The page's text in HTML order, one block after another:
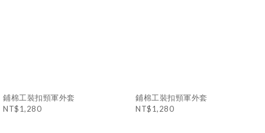
鋪棉工裝扣頸軍外套
NT$1,280
鋪棉工裝扣頸軍外套
NT$1,280